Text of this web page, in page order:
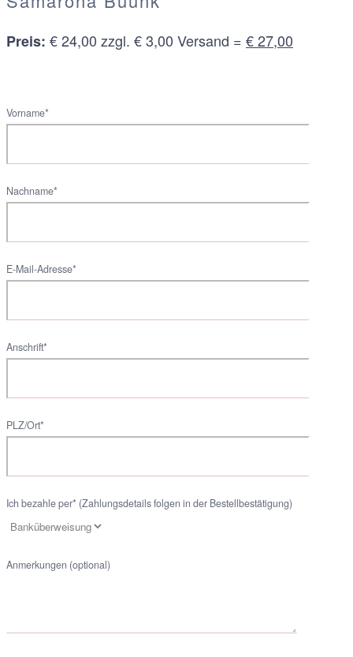
Preis: € 24,00 zzgl. € 3,00 Versand = € 27,00
Vorname*
Nachname*
E-Mail-Adresse*
Anschrift*
PLZ/Ort*
Ich bezahle per* (Zahlungsdetails folgen in der Bestellbestätigung)
Anmerkungen (optional)